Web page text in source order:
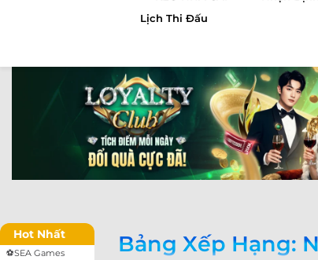
dung
Lịch Thi Đấu
Hot Nhất
⚽SEA Games
Bảng Xếp Hạng: